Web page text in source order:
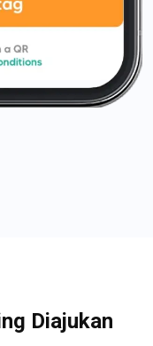
Diajukan